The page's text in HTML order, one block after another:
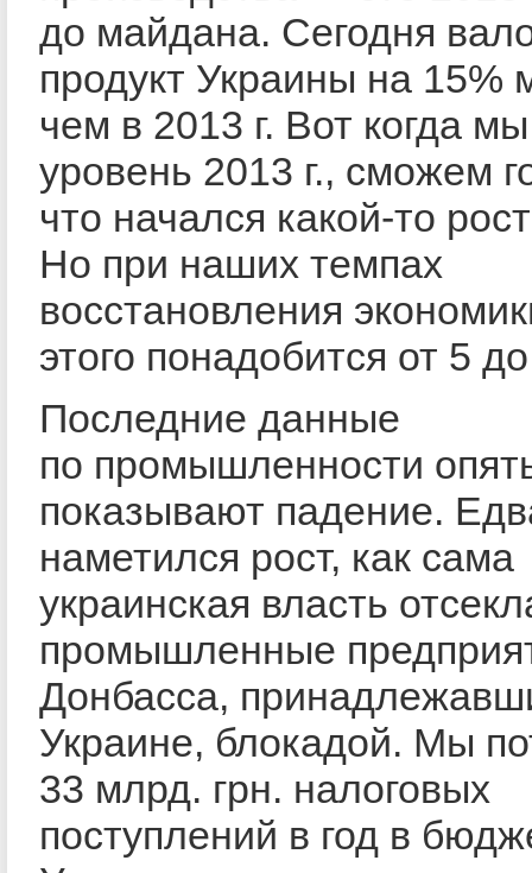
до майдана. Сегодня
продукт Украины на 15%
чем в 2013 г. Вот когда
уровень 2013 г., сможем
что начался какой-то
Но при наших темпах
восстановления
этого понадобится от 5
Последние данные
по промышленности
показывают падение.
наметился рост, как сама
украинская власть
промышленные
Донбасса,
Украине, блокадой. Мы
33 млрд. грн. налоговых
поступлений в год в